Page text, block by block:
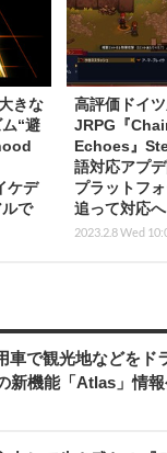
きな
“避
ケデ
で
高評価ドイ
JRPG『
Echoes』
語対応アプ
プラットフ
追って対応へ
2023.2.8 Wed
車で観光地などを
新機能「Atlas」情報